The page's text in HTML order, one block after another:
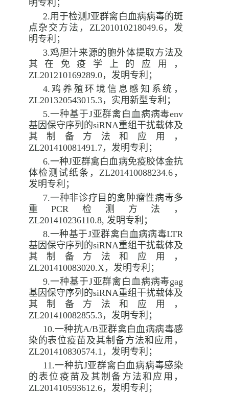
明专利；
2.用于检测J亚群禽白血病病毒的斑
点杂交方法， ZL201010218049.6，发
明专利；
3.鸡胆汁来源的胞外体提取方法及
其在免疫学上的应用，
ZL201210169289.0，发明专利；
4. 鸡养殖环境信息感知系统，
ZL201320543015.3，实用新型专利；
5.一种基于J亚群禽白血病病毒env
基因保守序列的siRNA重组干扰载体及
其制备方法和应用，
ZL201410081491.7，发明专利；
6.一种J亚群禽白血病免疫胶体金抗
体检测试纸条，ZL201410088234.6 ，
发明专利；
7.一种非诊疗目的禽肿瘤性病毒多
重PCR 检测方法，
ZL201410236110.8, 发明专利；
8.一种基于J亚群禽白血病病毒LTR
基因保守序列的siRNA重组干扰载体及
其制备方法和应用，
ZL201410083020.X，发明专利；
9.一种基于J亚群禽白血病病毒gag
基因保守序列的siRNA重组干扰载体及
其制备方法和应用，
ZL201410082855.3，发明专利；
10.一种抗A/B亚群禽白血病病毒感
染的表位疫苗及其制备方法和应用，
ZL201410830574.1 ，发明专利；
11.一种抗J亚群禽白血病病毒感染
的表位疫苗及其制备方法和应用，
ZL201410593612.6，发明专利；